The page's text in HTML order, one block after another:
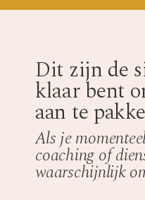
Dit zijn de
klaar bent
aan te
Als je
coaching of
waarschijnlijk